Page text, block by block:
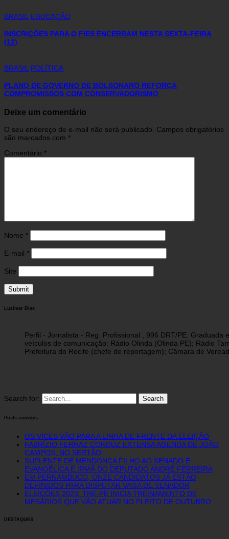
BRASIL EDUCAÇÃO
INSCRIÇÕES PARA O FIES ENCERRAM NESTA SEXTA-FEIRA
(12)
BRASIL POLÍTICA
PLANO DE GOVERNO DE BOLSONARO REFORÇA
COMPROMISSOS COM CONSERVADORISMO
Deixe um comentário
O seu endereço de e-mail não será publicado. Campos obrigatórios
são marcados com *
Comentário *
Nome *
E-mail *
Site
Luzimar Dias
Perfil - Jornalista - Reg. Profissional , 996 DRT/PE.
veículos de comunicação: Rádio Olinda (Olinda PE); Rádio
Prefeitura do Recife (chefe de reportagem); Câmara de
Search for:
Posts recentes
OS VICES VÃO PARA A LINHA DE FRENTE DA ELEIÇÃO
FABRÍZIO FERRAZ CONDUZ EXTENSA AGENDA DE JOÃO
CAMPOS, NO SERTÃO
SUPLENTE DE MENDONÇA FILHO AO SENADO É
EVANGÉLICA E IRMÃ DO DEPUTADO ANDRÉ FERREIRA
EM PERNAMBUCO, ONZE CANDIDATOS JÁ ESTÃO
DEFINIDOS PARA DISPUTAR VAGA DE SENADOR
ELEIÇÕES 2023: TRE-PE INICIA TREINAMENTO DE
MESÁRIOS QUE VÃO ATUAR NO PLEITO DE OUTUBRO
DESTAQUES